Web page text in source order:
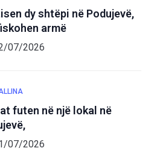
dy shtëpi në Podujevë,
armë
07/2026
futen në një lokal në
07/2026